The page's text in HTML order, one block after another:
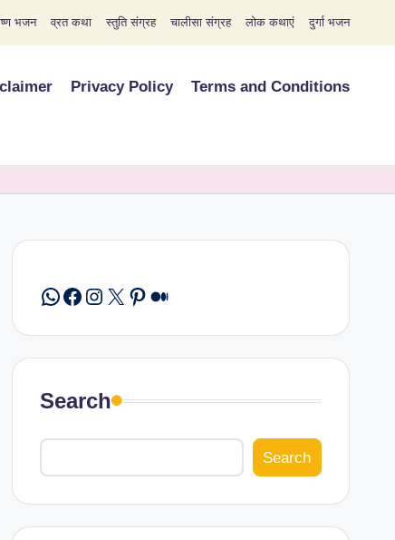
भजन व्रत कथा स्तुति संग्रह चालीसा संग्रह लोक कथाएं दुर्गा भजन
Privacy Policy Terms and Conditions
WhatsApp
Facebook
Instagram
X Pinterest
Medium
Search
Search